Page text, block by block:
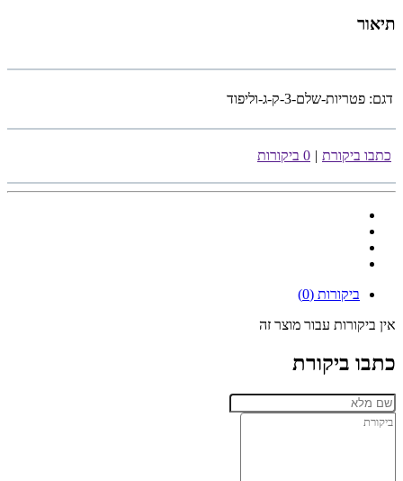
תיאור
דגם: פטריות-שלם-3-ק-ג-וליפוד
כתבו ביקורת | 0 ביקורות
ביקורות (0)
אין ביקורות עבור מוצר זה
כתבו ביקורת